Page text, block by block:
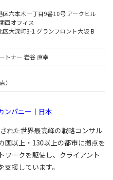
区六本木一丁目9番10号 アークヒル
西オフィス
区大深町3-1 グランフロント大阪 B
トナー 岩谷 直幸
）
ンパニー｜日本
れた世界最高峰の戦略コンサル
国以上・130以上の都市に拠点を
ワークを駆使し、クライアント
援しています。